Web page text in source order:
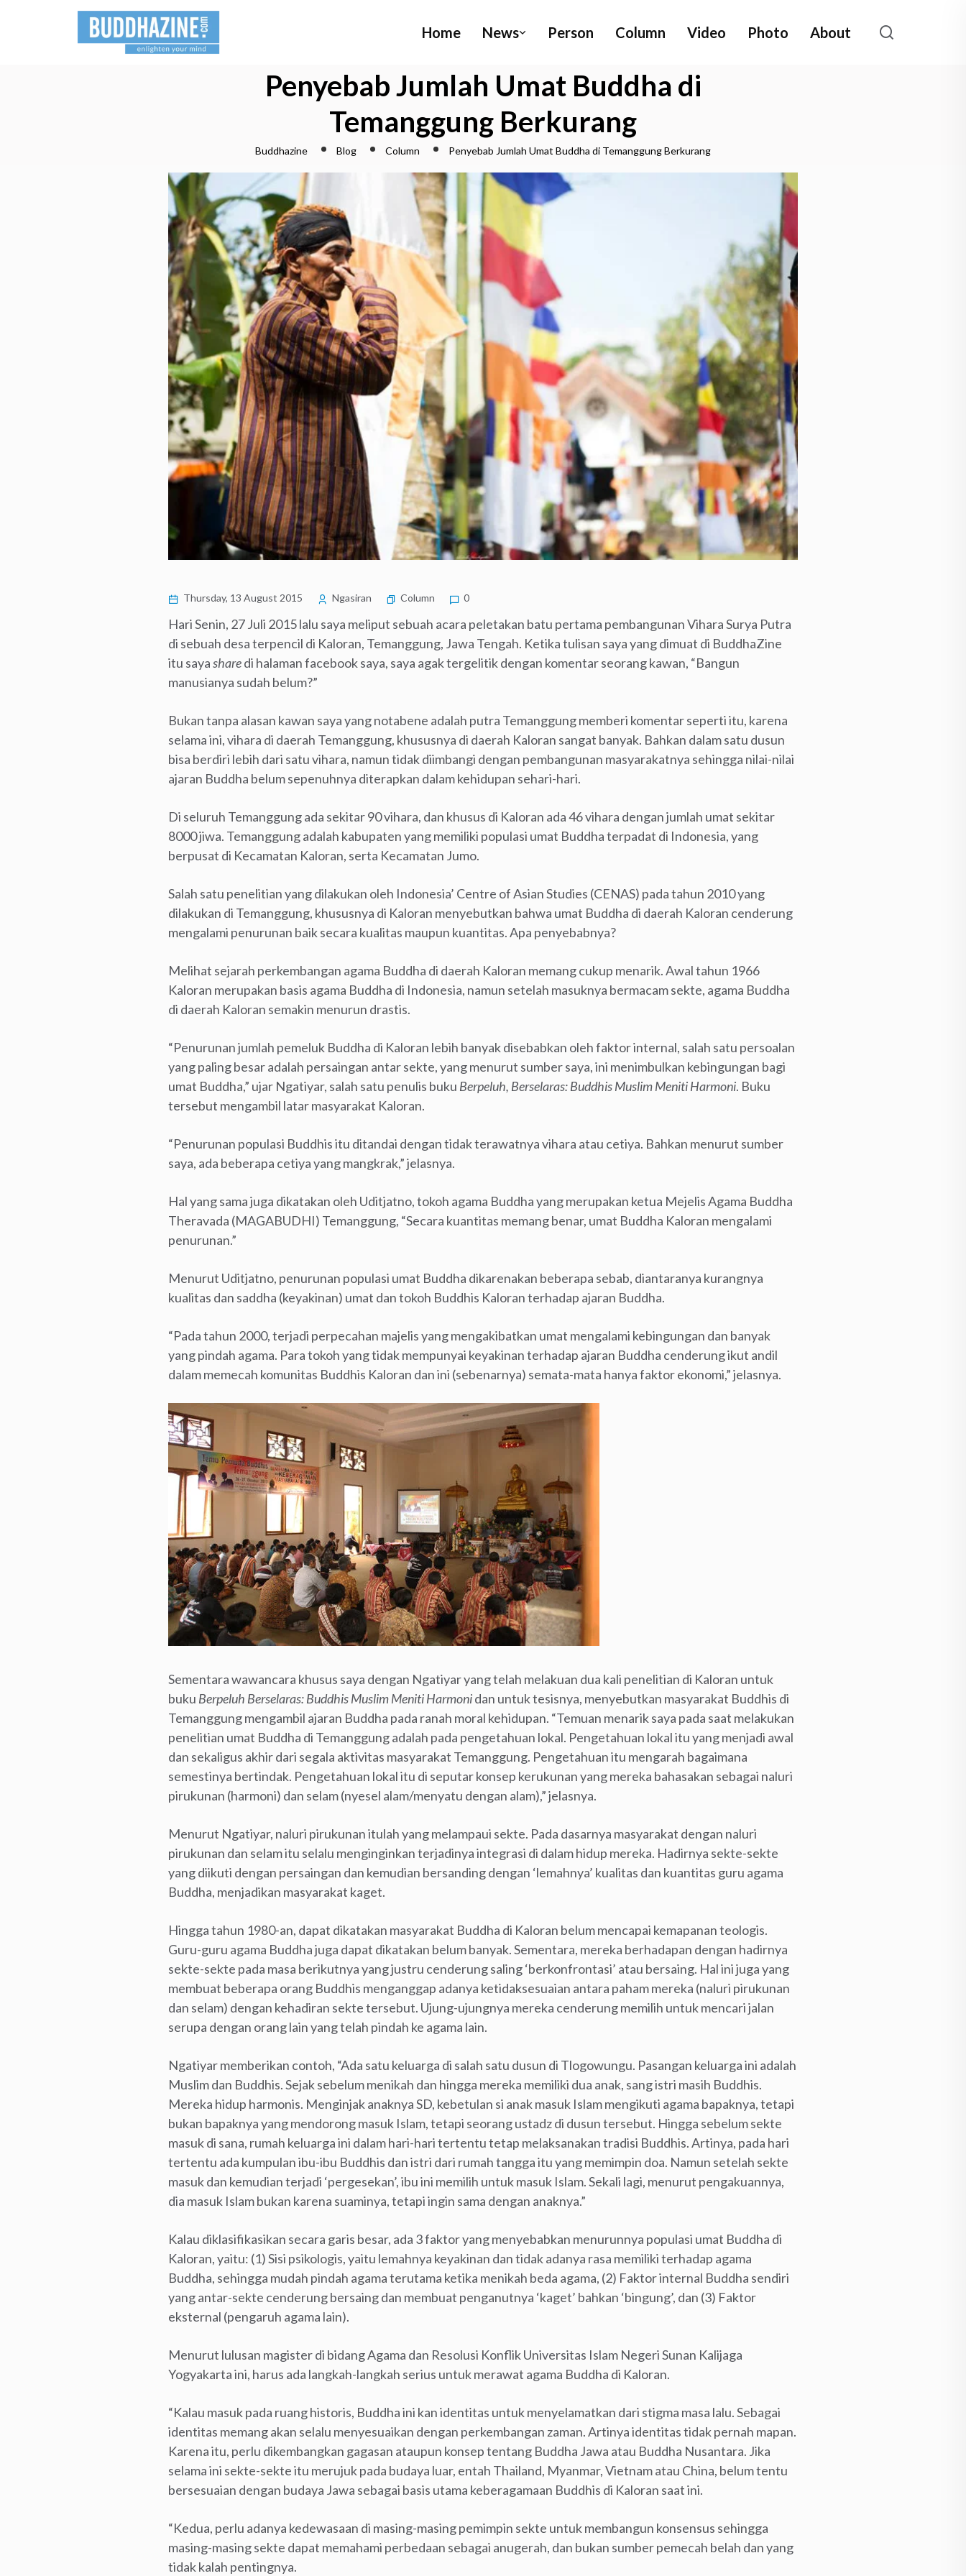
Home News Person Column Video Photo About
Penyebab Jumlah Umat Buddha di
Temanggung Berkurang
Buddhazine Blog Column Penyebab Jumlah Umat Buddha di Temanggung Berkurang
Thursday, 13 August 2015 Ngasiran Column 0
Hari Senin, 27 Juli 2015 lalu saya meliput sebuah acara peletakan batu pertama pembangunan Vihara Surya Putra
di sebuah desa terpencil di Kaloran, Temanggung, Jawa Tengah. Ketika tulisan saya yang dimuat di BuddhaZine
itu sayasharedi halaman facebook saya, saya agak tergelitik dengan komentar seorang kawan, “Bangun
manusianya sudah belum?”
Bukan tanpa alasan kawan saya yang notabene adalah putra Temanggung memberi komentar seperti itu, karena
selama ini, vihara di daerah Temanggung, khususnya di daerah Kaloran sangat banyak. Bahkan dalam satu dusun
bisa berdiri lebih dari satu vihara, namun tidak diimbangi dengan pembangunan masyarakatnya sehingga nilai-nilai
ajaran Buddha belum sepenuhnya diterapkan dalam kehidupan sehari-hari.
Di seluruh Temanggung ada sekitar 90 vihara, dan khusus di Kaloran ada 46 vihara dengan jumlah umat sekitar
8000 jiwa. Temanggung adalah kabupaten yang memiliki populasi umat Buddha terpadat di Indonesia, yang
berpusat di Kecamatan Kaloran, serta Kecamatan Jumo.
Salah satu penelitian yang dilakukan oleh Indonesia’ Centre of Asian Studies (CENAS) pada tahun 2010 yang
dilakukan di Temanggung, khususnya di Kaloran menyebutkan bahwa umat Buddha di daerah Kaloran cenderung
mengalami penurunan baik secara kualitas maupun kuantitas. Apa penyebabnya?
Melihat sejarah perkembangan agama Buddha di daerah Kaloran memang cukup menarik. Awal tahun 1966
Kaloran merupakan basis agama Buddha di Indonesia, namun setelah masuknya bermacam sekte, agama Buddha
di daerah Kaloran semakin menurun drastis.
“Penurunan jumlah pemeluk Buddha di Kaloran lebih banyak disebabkan oleh faktor internal, salah satu persoalan
yang paling besar adalah persaingan antar sekte, yang menurut sumber saya, ini menimbulkan kebingungan bagi
umat Buddha,” ujar Ngatiyar, salah satu penulis buku Berpeluh, Berselaras: Buddhis Muslim Meniti Harmoni. Buku
tersebut mengambil latar masyarakat Kaloran.
“Penurunan populasi Buddhis itu ditandai dengan tidak terawatnya vihara atau cetiya. Bahkan menurut sumber
saya, ada beberapa cetiya yang mangkrak,” jelasnya.
Hal yang sama juga dikatakan oleh Uditjatno, tokoh agama Buddha yang merupakan ketua Mejelis Agama Buddha
Theravada (MAGABUDHI) Temanggung, “Secara kuantitas memang benar, umat Buddha Kaloran mengalami
penurunan.”
Menurut Uditjatno, penurunan populasi umat Buddha dikarenakan beberapa sebab, diantaranya kurangnya
kualitas dan saddha (keyakinan) umat dan tokoh Buddhis Kaloran terhadap ajaran Buddha.
“Pada tahun 2000, terjadi perpecahan majelis yang mengakibatkan umat mengalami kebingungan dan banyak
yang pindah agama. Para tokoh yang tidak mempunyai keyakinan terhadap ajaran Buddha cenderung ikut andil
dalam memecah komunitas Buddhis Kaloran dan ini (sebenarnya) semata-mata hanya faktor ekonomi,” jelasnya.
Sementara wawancara khusus saya dengan Ngatiyar yang telah melakuan dua kali penelitian di Kaloran untuk
buku Berpeluh Berselaras: Buddhis Muslim Meniti Harmonidan untuk tesisnya, menyebutkan masyarakat Buddhis di
Temanggung mengambil ajaran Buddha pada ranah moral kehidupan. “Temuan menarik saya pada saat melakukan
penelitian umat Buddha di Temanggung adalah pada pengetahuan lokal. Pengetahuan lokal itu yang menjadi awal
dan sekaligus akhir dari segala aktivitas masyarakat Temanggung. Pengetahuan itu mengarah bagaimana
semestinya bertindak. Pengetahuan lokal itu di seputar konsep kerukunan yang mereka bahasakan sebagai naluri
pirukunan (harmoni) dan selam (nyesel alam/menyatu dengan alam),” jelasnya.
Menurut Ngatiyar, naluri pirukunan itulah yang melampaui sekte. Pada dasarnya masyarakat dengan naluri
pirukunan dan selam itu selalu menginginkan terjadinya integrasi di dalam hidup mereka. Hadirnya sekte-sekte
yang diikuti dengan persaingan dan kemudian bersanding dengan ‘lemahnya’ kualitas dan kuantitas guru agama
Buddha, menjadikan masyarakat kaget.
Hingga tahun 1980-an, dapat dikatakan masyarakat Buddha di Kaloran belum mencapai kemapanan teologis.
Guru-guru agama Buddha juga dapat dikatakan belum banyak. Sementara, mereka berhadapan dengan hadirnya
sekte-sekte pada masa berikutnya yang justru cenderung saling ‘berkonfrontasi’ atau bersaing. Hal ini juga yang
membuat beberapa orang Buddhis menganggap adanya ketidaksesuaian antara paham mereka (naluri pirukunan
dan selam) dengan kehadiran sekte tersebut. Ujung-ujungnya mereka cenderung memilih untuk mencari jalan
serupa dengan orang lain yang telah pindah ke agama lain.
Ngatiyar memberikan contoh, “Ada satu keluarga di salah satu dusun di Tlogowungu. Pasangan keluarga ini adalah
Muslim dan Buddhis. Sejak sebelum menikah dan hingga mereka memiliki dua anak, sang istri masih Buddhis.
Mereka hidup harmonis. Menginjak anaknya SD, kebetulan si anak masuk Islam mengikuti agama bapaknya, tetapi
bukan bapaknya yang mendorong masuk Islam, tetapi seorang ustadz di dusun tersebut. Hingga sebelum sekte
masuk di sana, rumah keluarga ini dalam hari-hari tertentu tetap melaksanakan tradisi Buddhis. Artinya, pada hari
tertentu ada kumpulan ibu-ibu Buddhis dan istri dari rumah tangga itu yang memimpin doa. Namun setelah sekte
masuk dan kemudian terjadi ‘pergesekan’, ibu ini memilih untuk masuk Islam. Sekali lagi, menurut pengakuannya,
dia masuk Islam bukan karena suaminya, tetapi ingin sama dengan anaknya.”
Kalau diklasifikasikan secara garis besar, ada 3 faktor yang menyebabkan menurunnya populasi umat Buddha di
Kaloran, yaitu: (1) Sisi psikologis, yaitu lemahnya keyakinan dan tidak adanya rasa memiliki terhadap agama
Buddha, sehingga mudah pindah agama terutama ketika menikah beda agama, (2) Faktor internal Buddha sendiri
yang antar-sekte cenderung bersaing dan membuat penganutnya ‘kaget’ bahkan ‘bingung’, dan (3) Faktor
eksternal (pengaruh agama lain).
Menurut lulusan magister di bidang Agama dan Resolusi Konflik Universitas Islam Negeri Sunan Kalijaga
Yogyakarta ini, harus ada langkah-langkah serius untuk merawat agama Buddha di Kaloran.
“Kalau masuk pada ruang historis, Buddha ini kan identitas untuk menyelamatkan dari stigma masa lalu. Sebagai
identitas memang akan selalu menyesuaikan dengan perkembangan zaman. Artinya identitas tidak pernah mapan.
Karena itu, perlu dikembangkan gagasan ataupun konsep tentang Buddha Jawa atau Buddha Nusantara. Jika
selama ini sekte-sekte itu merujuk pada budaya luar, entah Thailand, Myanmar, Vietnam atau China, belum tentu
bersesuaian dengan budaya Jawa sebagai basis utama keberagamaan Buddhis di Kaloran saat ini.
“Kedua, perlu adanya kedewasaan di masing-masing pemimpin sekte untuk membangun konsensus sehingga
masing-masing sekte dapat memahami perbedaan sebagai anugerah, dan bukan sumber pemecah belah dan yang
tidak kalah pentingnya.